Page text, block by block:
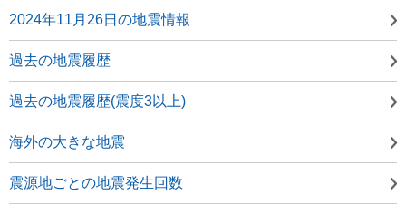
2024年11月26日の地震情報
過去の地震履歴
過去の地震履歴(震度3以上)
海外の大きな地震
震源地ごとの地震発生回数